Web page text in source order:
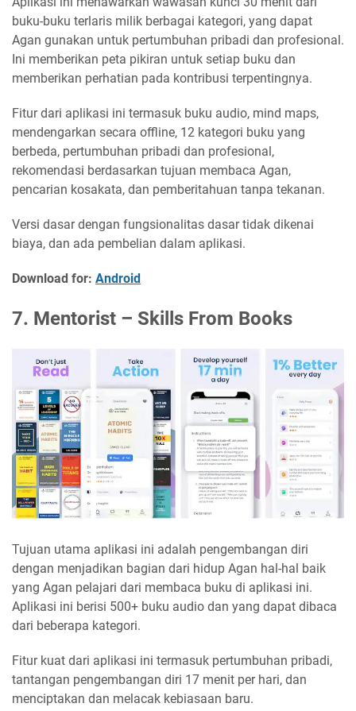
buku-buku terlaris milik berbagai kategori, yang dapat
Agan gunakan untuk pertumbuhan pribadi dan profesional.
Ini memberikan peta pikiran untuk setiap buku dan
memberikan perhatian pada kontribusi terpentingnya.
Fitur dari aplikasi ini termasuk buku audio, mind maps,
mendengarkan secara offline, 12 kategori buku yang
berbeda, pertumbuhan pribadi dan profesional,
rekomendasi berdasarkan tujuan membaca Agan,
pencarian kosakata, dan pemberitahuan tanpa tekanan.
Versi dasar dengan fungsionalitas dasar tidak dikenai
biaya, dan ada pembelian dalam aplikasi.
Download for: Android
7. Mentorist – Skills From Books
Tujuan utama aplikasi ini adalah pengembangan diri
dengan menjadikan bagian dari hidup Agan hal-hal baik
yang Agan pelajari dari membaca buku di aplikasi ini.
Aplikasi ini berisi 500+ buku audio dan yang dapat dibaca
dari beberapa kategori.
Fitur kuat dari aplikasi ini termasuk pertumbuhan pribadi,
tantangan pengembangan diri 17 menit per hari, dan
menciptakan dan melacak kebiasaan baru.